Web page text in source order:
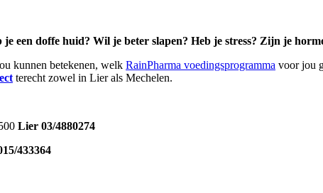
een doffe huid? Wil je beter slapen? Heb je stress? Zijn je
kunnen betekenen, welk RainPharma voedingsprogramma voor jou
terecht zowel in Lier als Mechelen.
Lier 03/4880274
433364